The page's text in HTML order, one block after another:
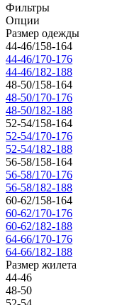
Фильтры
Опции
Размер одежды
44-46/158-164
44-46/170-176
44-46/182-188
48-50/158-164
48-50/170-176
48-50/182-188
52-54/158-164
52-54/170-176
52-54/182-188
56-58/158-164
56-58/170-176
56-58/182-188
60-62/158-164
60-62/170-176
60-62/182-188
64-66/170-176
64-66/182-188
Размер жилета
44-46
48-50